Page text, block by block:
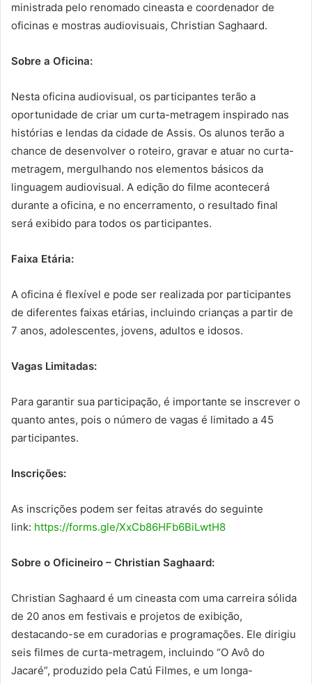
ministrada pelo renomado cineasta e coordenador de
oficinas e mostras audiovisuais, Christian Saghaard.
Sobre a Oficina:
Nesta oficina audiovisual, os participantes terão a
oportunidade de criar um curta-metragem inspirado nas
histórias e lendas da cidade de Assis. Os alunos terão a
chance de desenvolver o roteiro, gravar e atuar no curta-
metragem, mergulhando nos elementos básicos da
linguagem audiovisual. A edição do filme acontecerá
durante a oficina, e no encerramento, o resultado final
será exibido para todos os participantes.
Faixa Etária:
A oficina é flexível e pode ser realizada por participantes
de diferentes faixas etárias, incluindo crianças a partir de
7 anos, adolescentes, jovens, adultos e idosos.
Vagas Limitadas:
Para garantir sua participação, é importante se inscrever o
quanto antes, pois o número de vagas é limitado a 45
participantes.
Inscrições:
As inscrições podem ser feitas através do seguinte
link: https://forms.gle/XxCb86HFb6BiLwtH8
Sobre o Oficineiro – Christian Saghaard:
Christian Saghaard é um cineasta com uma carreira sólida
de 20 anos em festivais e projetos de exibição,
destacando-se em curadorias e programações. Ele dirigiu
seis filmes de curta-metragem, incluindo “O Avô do
Jacaré”, produzido pela Catú Filmes, e um longa-